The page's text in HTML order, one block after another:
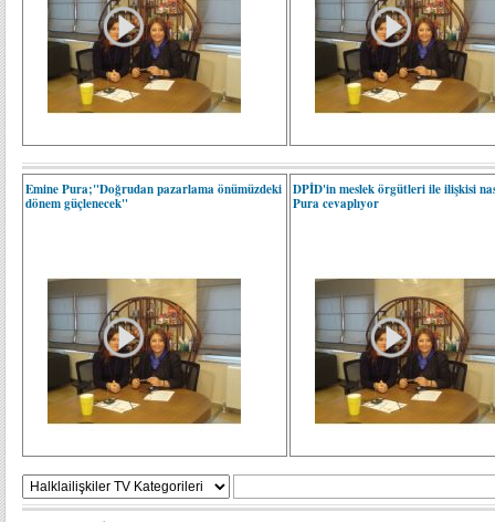
Emine Pura;"Doğrudan pazarlama önümüzdeki
dönem güçlenecek"
DPİD'in meslek örgütleri ile ilişkisi
Pura cevaplıyor